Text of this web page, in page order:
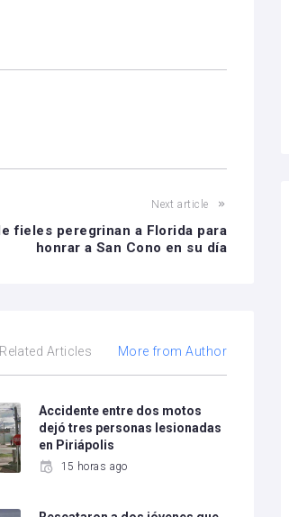
Next article
fieles peregrinan a Florida para
honrar a San Cono en su día
Related Articles More from Author
Accidente entre dos motos
dejó tres personas lesionadas
en Piriápolis
15 horas ago